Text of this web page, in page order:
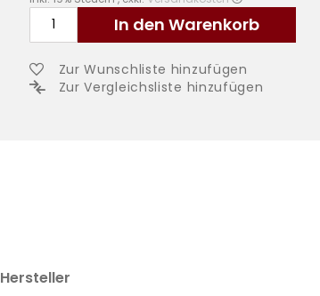
In den Warenkorb
Zur Wunschliste hinzufügen
Zur Vergleichsliste hinzufügen
Hersteller